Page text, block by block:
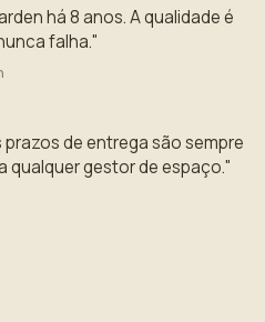
há 8 anos. A qualidade é
falha."
de entrega são sempre
qualquer gestor de espaço."